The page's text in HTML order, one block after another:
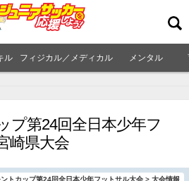
ル フィジカル／メディカル メンタル
プ第24回全日本少年フ
崎県大会